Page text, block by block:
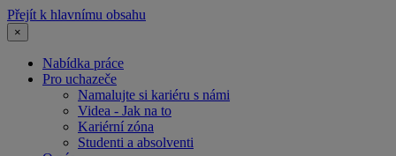
Přejít k hlavnímu obsahu
×
Nabídka práce
Pro uchazeče
Namalujte si kariéru s námi
Videa - Jak na to
Kariérní zóna
Studenti a absolventi